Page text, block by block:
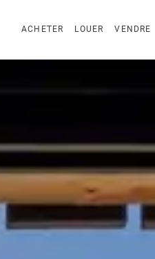
ACHETER LOUER VENDRE